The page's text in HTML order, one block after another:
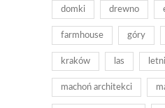
domki drewno
farmhouse góry
kraków las
machoń architekci